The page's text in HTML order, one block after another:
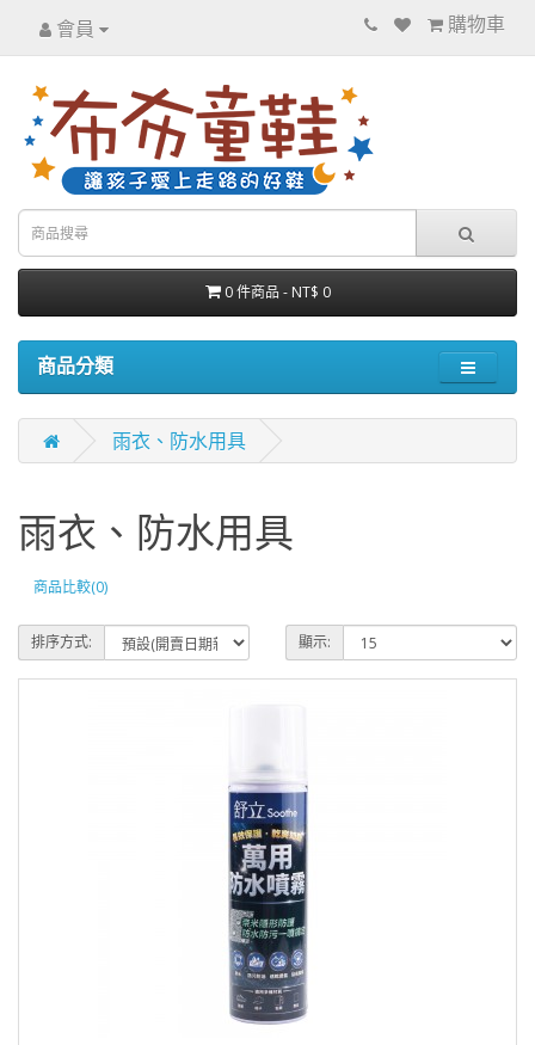
會員 購物車
0 件商品 - NT$ 0
商品分類
雨衣、防水用具
雨衣、防水用具
商品比較(0)
排序方式: 顯示: